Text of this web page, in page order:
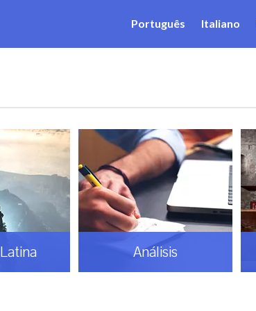
Português Italiano
Análisis